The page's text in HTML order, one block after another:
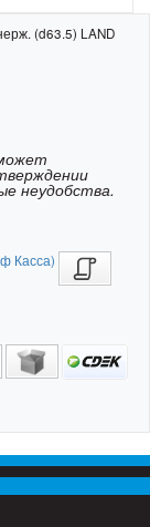
(d63.5) LAND
неудобства.